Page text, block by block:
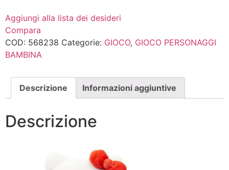
PINK
CORD
TSHIRT
quantità
Aggiungi alla lista dei desideri
Compara
COD: 568238 Categorie: GIOCO, GIOCO PERSONAGGI
BAMBINA
Descrizione Informazioni aggiuntive
Descrizione